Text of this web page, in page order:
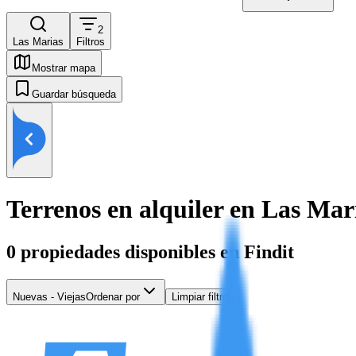
Las Marias
2
Filtros
Mostrar mapa
Guardar búsqueda
Terrenos en alquiler en Las
0 propiedades disponibles en Findit
Nuevas - ViejasOrdenar por Limpiar filtros